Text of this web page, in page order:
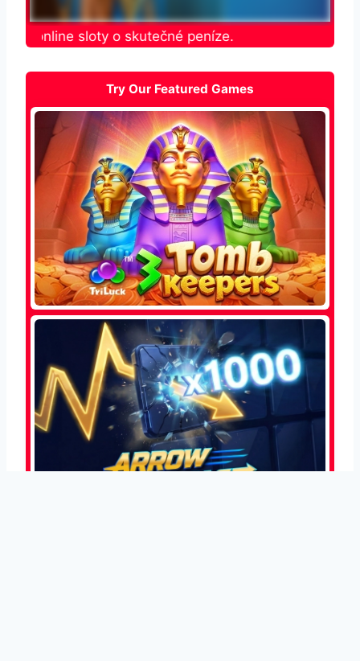
online sloty o skutečné peníze.
Try Our Featured Games